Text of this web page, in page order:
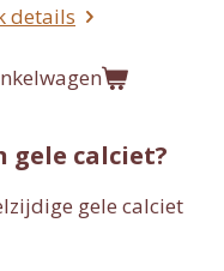
details
gele calciet?
gele calciet